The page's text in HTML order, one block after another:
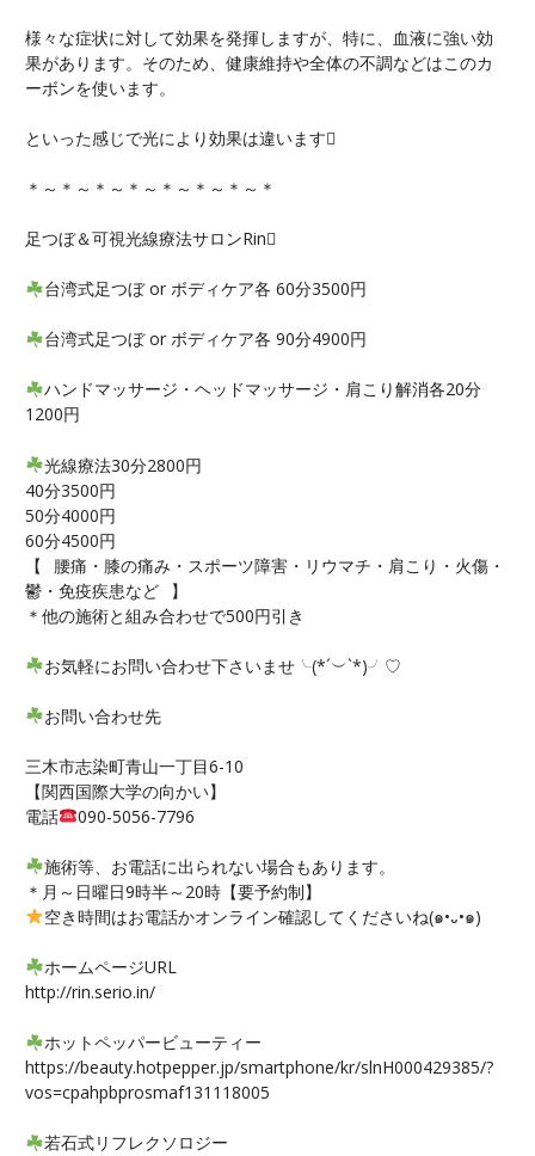
様々な症状に対して効果を発揮しますが、特に、血液に強い効
果があります。そのため、健康維持や全体の不調などはこのカ
ーボンを使います。
といった感じで光により効果は違います
＊～＊～＊～＊～＊～＊～＊～＊
足つぼ＆可視光線療法サロンRin
台湾式足つぼ or ボディケア各 60分3500円
台湾式足つぼ or ボディケア各 90分4900円
ハンドマッサージ・ヘッドマッサージ・肩こり解消各20分
1200円
光線療法30分2800円
40分3500円
50分4000円
60分4500円
【⠀腰痛・膝の痛み・スポーツ障害・リウマチ・肩こり・火傷・
鬱・免疫疾患など⠀】
＊他の施術と組み合わせで500円引き
お気軽にお問い合わせ下さいませ╰(*´︶`*)╯♡
お問い合わせ先
三木市志染町青山一丁目6-10
【関西国際大学の向かい】
電話
090-5056-7796
施術等、お電話に出られない場合もあります。
＊月～日曜日9時半～20時【要予約制】
空き時間はお電話かオンライン確認してくださいね(๑•᎑•๑)
ホームページURL
http://rin.serio.in/
ホットペッパービューティー
https://beauty.hotpepper.jp/smartphone/kr/slnH000429385/?
vos=cpahpbprosmaf131118005
若石式リフレクソロジー